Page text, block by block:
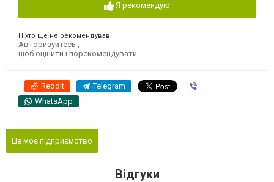
Я рекомендую
Ніхто ще не рекомендував
Авторизуйтесь
щоб оцінити і порекомендувати
Reddit Telegram
WhatsApp
Це моє підприємство
Відгуки